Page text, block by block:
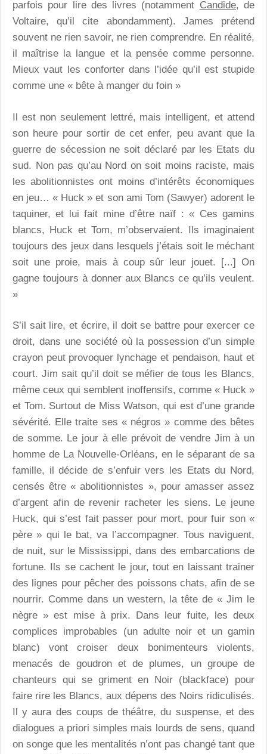
parfois pour lire des livres (notamment Candide, de
Voltaire, qu’il cite abondamment). James prétend
souvent ne rien savoir, ne rien comprendre. En réalité,
il maîtrise la langue et la pensée comme personne.
Mieux vaut les conforter dans l’idée qu’il est stupide
comme une « bête à manger du foin »
Il est non seulement lettré, mais intelligent, et attend
son heure pour sortir de cet enfer, peu avant que la
guerre de sécession ne soit déclaré par les Etats du
sud. Non pas qu’au Nord on soit moins raciste, mais
les abolitionnistes ont moins d’intérêts économiques
en jeu… « Huck » et son ami Tom (Sawyer) adorent le
taquiner, et lui fait mine d’être naïf : « Ces gamins
blancs, Huck et Tom, m’observaient. Ils imaginaient
toujours des jeux dans lesquels j’étais soit le méchant
soit une proie, mais à coup sûr leur jouet. [...] On
gagne toujours à donner aux Blancs ce qu’ils veulent.
»
S’il sait lire, et écrire, il doit se battre pour exercer ce
droit, dans une société où la possession d’un simple
crayon peut provoquer lynchage et pendaison, haut et
court. Jim sait qu’il doit se méfier de tous les Blancs,
même ceux qui semblent inoffensifs, comme « Huck »
et Tom. Surtout de Miss Watson, qui est d’une grande
sévérité. Elle traite ses « négros » comme des bêtes
de somme. Le jour à elle prévoit de vendre Jim à un
homme de La Nouvelle-Orléans, en le séparant de sa
famille, il décide de s’enfuir vers les Etats du Nord,
censés être « abolitionnistes », pour amasser assez
d’argent afin de revenir racheter les siens. Le jeune
Huck, qui s’est fait passer pour mort, pour fuir son «
père » qui le bat, va l’accompagner. Tous naviguent,
de nuit, sur le Mississippi, dans des embarcations de
fortune. Ils se cachent le jour, tout en laissant trainer
des lignes pour pêcher des poissons chats, afin de se
nourrir. Comme dans un western, la tête de « Jim le
nègre » est mise à prix. Dans leur fuite, les deux
complices improbables (un adulte noir et un gamin
blanc) vont croiser deux bonimenteurs violents,
menacés de goudron et de plumes, un groupe de
chanteurs qui se griment en Noir (blackface) pour
faire rire les Blancs, aux dépens des Noirs ridiculisés.
Il y aura des coups de théâtre, du suspense, et des
dialogues a priori simples mais lourds de sens, quand
on songe que les mentalités n’ont pas changé tant que